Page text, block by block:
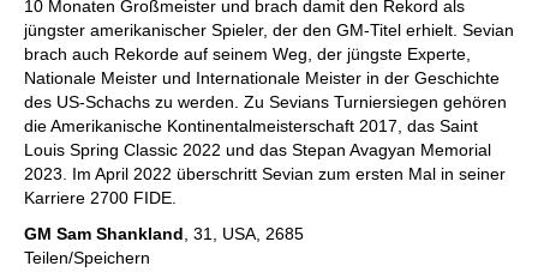
10 Monaten Großmeister und brach damit den Rekord als
jüngster amerikanischer Spieler, der den GM-Titel erhielt. Sevian
brach auch Rekorde auf seinem Weg, der jüngste Experte,
Nationale Meister und Internationale Meister in der Geschichte
des US-Schachs zu werden. Zu Sevians Turniersiegen gehören
die Amerikanische Kontinentalmeisterschaft 2017, das Saint
Louis Spring Classic 2022 und das Stepan Avagyan Memorial
2023. Im April 2022 überschritt Sevian zum ersten Mal in seiner
Karriere 2700 FIDE.
GM Sam Shankland , 31, USA, 2685
Teilen/Speichern